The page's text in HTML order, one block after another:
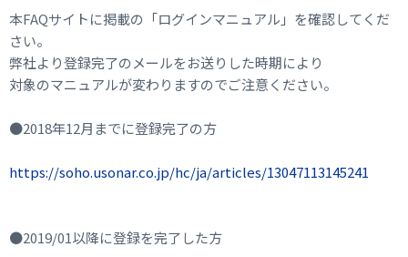
本FAQサイトに掲載の「ログインマニュアル」を確認してくだ
さい。
弊社より登録完了のメールをお送りした時期により
対象のマニュアルが変わりますのでご注意ください。
●2018年12月までに登録完了の方
https://soho.usonar.co.jp/hc/ja/articles/13047113145241
●2019/01以降に登録を完了した方